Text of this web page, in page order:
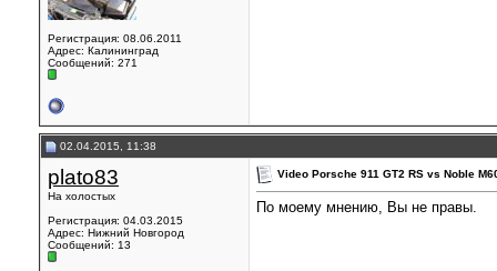
Регистрация: 08.06.2011
Адрес: Калининград
Сообщений: 271
02.04.2015, 11:38
plato83
На холостых
Регистрация: 04.03.2015
Адрес: Нижний Новгород
Сообщений: 13
Video Porsche 911 GT2 RS vs Noble
По моему мнению, Вы не правы.